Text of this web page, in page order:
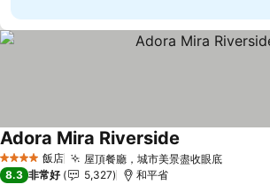
4 星級 飯店 屋頂餐廳，城市美景盡收眼底查看價格
Adora Mira Riverside
8.3 非常好 5,327 和平省